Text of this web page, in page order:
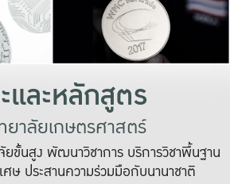
เปลี่ยนแปลง แล
เพื่อทำง
ระบบสารสนเทศ
ละหลักสูตร
ยาลัยเกษตรศาสตร์
ขั้นสูง พัฒนาวิชาการ บริการวิชาพื้นฐาน
ศษ ประสานความร่วมมือกับนานาชาติ